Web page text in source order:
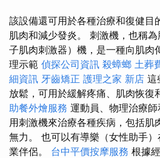
該設備還可用於各種治療和復健目
肌肉和減少發炎。 刺激機，也稱
子肌肉刺激器）機，是一種向肌肉
理示範 偵探公司資訊 殺蟑螂 土葬
細資訊 牙齒矯正 護理之家 新店 這
放鬆，可用於緩解疼痛、肌肉恢復
助餐外燴服務 運動員、物理治療
用刺激機來治療各種疾病，包括肌
無力。 也可以有導樂（女性助手
業伴侶。 台中平價按摩服務 根據